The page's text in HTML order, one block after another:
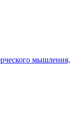
мышления,